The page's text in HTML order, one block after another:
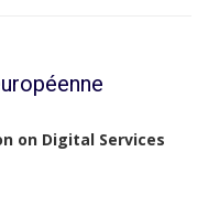
on Digital Services